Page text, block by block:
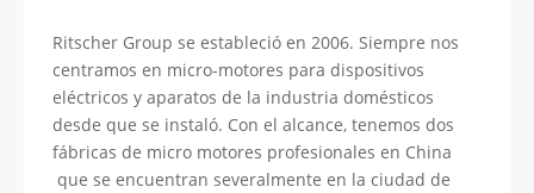
Ritscher Group se estableció en 2006. Siempre nos
centramos en micro-motores para dispositivos
eléctricos y aparatos de la industria domésticos
desde que se instaló. Con el alcance, tenemos dos
fábricas de micro motores profesionales en China
que se encuentran severalmente en la ciudad de